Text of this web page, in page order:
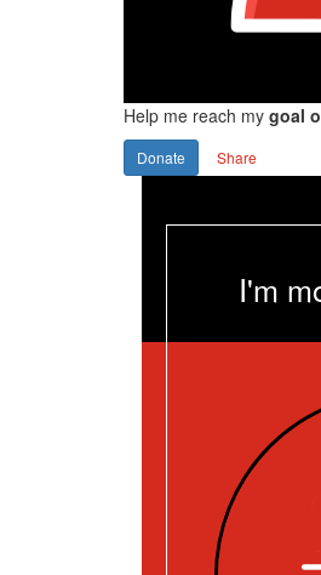
Help me reach my goal
Donate Share
I'm